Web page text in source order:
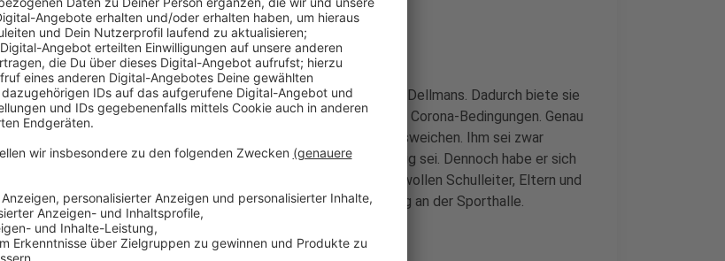
Anzeige
Die Halle sei die größte in Kempen, sagt Bürgermeister Christoph Dellmans. Dadurch biete sie
die beste Sicherheit bei der Durchführung einer Ratssitzung unter Corona-Bedingungen. Genau
aus diesem Grund könne man auch nicht auf einen anderen Ort ausweichen. Ihm sei zwar
bewusst, dass der Sportunterricht gerade in Corona-Zeiten wichtig sei. Dennoch habe er sich
für den Gesundheitsschutz der Ratsmitglieder entschieden. Das wollen Schulleiter, Eltern und
Schüler nicht hinnehmen. Sie planen für Dienstag eine Kundgebung an der Sporthalle.
Anzeige